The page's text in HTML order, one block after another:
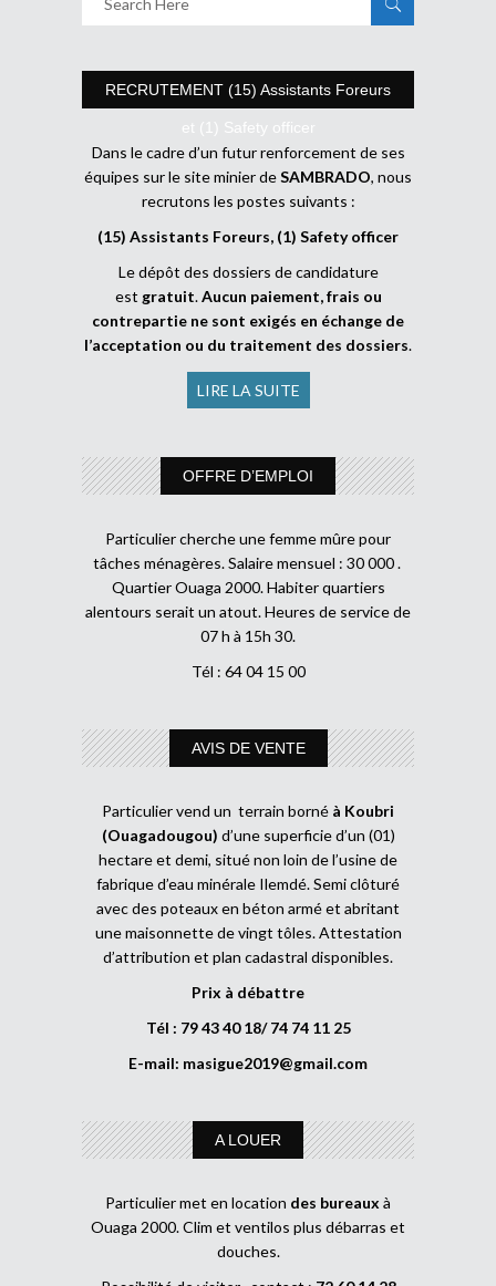
RECRUTEMENT (15) Assistants Foreurs
et (1) Safety officer
Dans le cadre d’un futur renforcement de ses
équipes sur le site minier deSAMBRADO, nous
recrutons les postes suivants :
(15) Assistants Foreurs, (1) Safety officer
Le dépôt des dossiers de candidature
est gratuit.Aucun paiement, frais ou
contrepartie ne sont exigés en échange de
l’acceptation ou du traitement des dossiers.
LIRE LA SUITE
OFFRE D’EMPLOI
Particulier cherche une femme mûre pour
tâches ménagères. Salaire mensuel : 30 000 .
Quartier Ouaga 2000. Habiter quartiers
alentours serait un atout. Heures de service de
07 h à 15h 30.
Tél : 64 04 15 00
AVIS DE VENTE
Particulier vend un terrain borné à Koubri
(Ouagadougou) d’une superficie d’un (01)
hectare et demi, situé non loin de l’usine de
fabrique d’eau minérale Ilemdé. Semi clôturé
avec des poteaux en béton armé et abritant
une maisonnette de vingt tôles. Attestation
d’attribution et plan cadastral disponibles.
Prix à débattre
Tél : 79 43 40 18/ 74 74 11 25
E-mail: masigue2019@gmail.com
A LOUER
Particulier met en location des bureaux à
Ouaga 2000. Clim et ventilos plus débarras et
douches.